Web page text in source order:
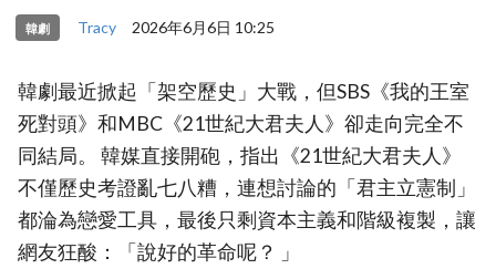
韓劇 Tracy 2026年6月6日 10:25
韓劇最近掀起「架空歷史」大戰，但SBS《我的王室
死對頭》和MBC《21世紀大君夫人》卻走向完全不
同結局。 韓媒直接開砲，指出《21世紀大君夫人》
不僅歷史考證亂七八糟，連想討論的「君主立憲制」
都淪為戀愛工具，最後只剩資本主義和階級複製，讓
網友狂酸：「說好的革命呢？ 」